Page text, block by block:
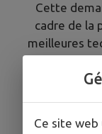
Cette
cadre de la
meilleures
Ce site